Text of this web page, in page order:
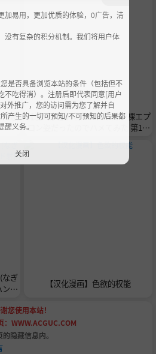
淫惑
【漫画杂志】朝起きたら妹が裸エプ
ロン姿だったのでハメてみた 第1-1
なぎ
ンド
【汉化漫画】色欲的权能
您使用本站！
：WWW.ACGUC.COM
隐藏信息内。
加易用，更加优质的体验，0广告，清
没有复杂的积分机制。我们将用户体
是否具备浏览本站的条件（包括但不
不吃得消）。注册后即代表同意[用户
外推广，您的访问需为您了解并自
产生的一切可预知/不可预知的后果都
义务。
关闭